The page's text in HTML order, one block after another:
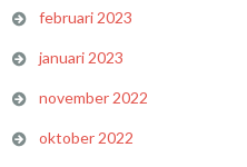
februari 2023
januari 2023
november 2022
oktober 2022